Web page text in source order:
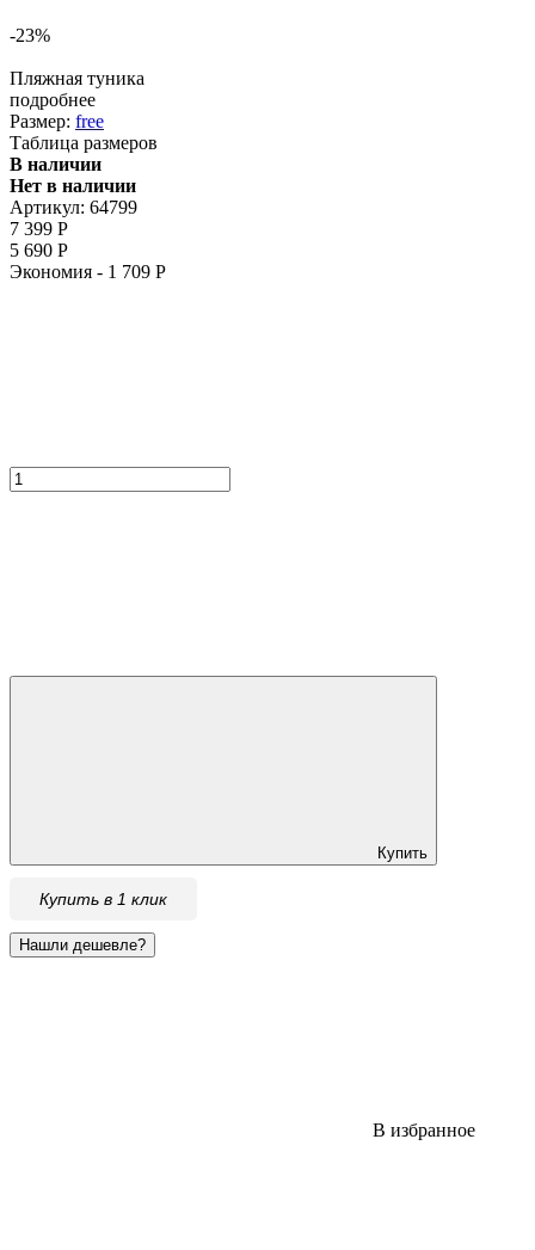
-23%
Пляжная туника
подробнее
Размер: free
Таблица размеров
В наличии
Нет в наличии
Артикул: 64799
7 399 Р
5 690 Р
Экономия - 1 709 Р
Купить
Купить в 1 клик
В избранное